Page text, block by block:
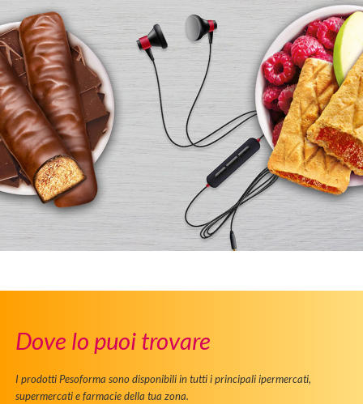
Dove lo puoi trovare
I prodotti Pesoforma sono disponibili in tutti i principali ipermercati,
supermercati e farmacie della tua zona.